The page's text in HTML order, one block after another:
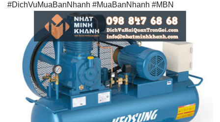
#DichVuMuaBanNhanh #MuaBanNhanh #MBN